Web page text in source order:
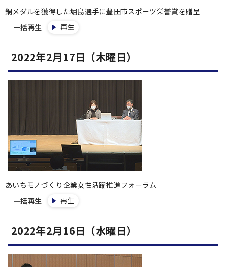
銅メダルを獲得した堀島選手に豊田市スポーツ栄誉賞を贈呈
一括再生
再生
2022年2月17日（木曜日）
あいちモノづくり企業女性活躍推進フォーラム
一括再生
再生
2022年2月16日（水曜日）